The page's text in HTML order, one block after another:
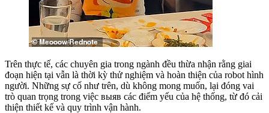
Trên thực tế, các chuyên gia trong ngành đều thừa nhận rằng giai
đoạn hiện tại vẫn là thời kỳ thử nghiệm và hoàn thiện của robot hình
người. Những sự cố như trên, dù không mong muốn, lại đóng vai
trò quan trọng trong việc выяв các điểm yếu của hệ thống, từ đó cải
thiện thiết kế và quy trình vận hành.